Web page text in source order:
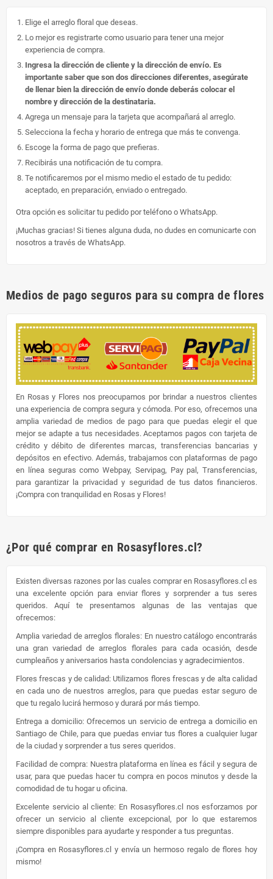
Elige el arreglo floral que deseas.
Lo mejor es registrarte como usuario para tener una mejor
experiencia de compra.
Ingresa la dirección de cliente y la dirección de envío. Es
importante saber que son dos direcciones diferentes, asegúrate
de llenar bien la dirección de envío donde deberás colocar el
nombre y dirección de la destinataria.
Agrega un mensaje para la tarjeta que acompañará al arreglo.
Selecciona la fecha y horario de entrega que más te convenga.
Escoge la forma de pago que prefieras.
Recibirás una notificación de tu compra.
Te notificaremos por el mismo medio el estado de tu pedido:
aceptado, en preparación, enviado o entregado.
Otra opción es solicitar tu pedido por teléfono o WhatsApp.
¡Muchas gracias! Si tienes alguna duda, no dudes en comunicarte con
nosotros a través de WhatsApp.
Medios de pago seguros para su compra de flores
En Rosas y Flores nos preocupamos por brindar a nuestros clientes
una experiencia de compra segura y cómoda. Por eso, ofrecemos una
amplia variedad de medios de pago para que puedas elegir el que
mejor se adapte a tus necesidades. Aceptamos pagos con tarjeta de
crédito y débito de diferentes marcas, transferencias bancarias y
depósitos en efectivo. Además, trabajamos con plataformas de pago
en línea seguras como Webpay, Servipag, Pay pal, Transferencias,
para garantizar la privacidad y seguridad de tus datos financieros.
¡Compra con tranquilidad en Rosas y Flores!
¿Por qué comprar en Rosasyflores.cl?
Existen diversas razones por las cuales comprar en Rosasyflores.cl es
una excelente opción para enviar flores y sorprender a tus seres
queridos. Aquí te presentamos algunas de las ventajas que
ofrecemos:
Amplia variedad de arreglos florales: En nuestro catálogo encontrarás
una gran variedad de arreglos florales para cada ocasión, desde
cumpleaños y aniversarios hasta condolencias y agradecimientos.
Flores frescas y de calidad: Utilizamos flores frescas y de alta calidad
en cada uno de nuestros arreglos, para que puedas estar seguro de
que tu regalo lucirá hermoso y durará por más tiempo.
Entrega a domicilio: Ofrecemos un servicio de entrega a domicilio en
Santiago de Chile, para que puedas enviar tus flores a cualquier lugar
de la ciudad y sorprender a tus seres queridos.
Facilidad de compra: Nuestra plataforma en línea es fácil y segura de
usar, para que puedas hacer tu compra en pocos minutos y desde la
comodidad de tu hogar u oficina.
Excelente servicio al cliente: En Rosasyflores.cl nos esforzamos por
ofrecer un servicio al cliente excepcional, por lo que estaremos
siempre disponibles para ayudarte y responder a tus preguntas.
¡Compra en Rosasyflores.cl y envía un hermoso regalo de flores hoy
mismo!